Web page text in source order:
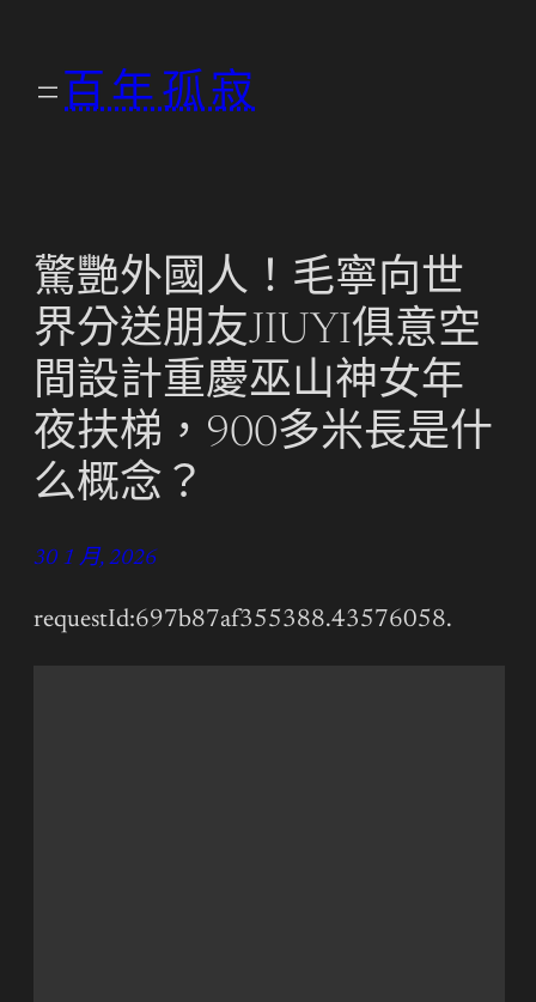
百年孤寂
驚艷外國人！毛寧向世
界分送朋友JIUYI俱意空
間設計重慶巫山神女年
夜扶梯，900多米長是什
么概念？
30 1 月, 2026
requestId:697b87af355388.43576058.